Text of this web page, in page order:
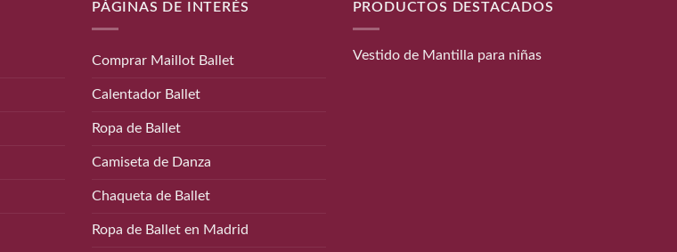
PÁGINAS DE INTERÉS
Comprar Maillot Ballet
Calentador Ballet
Ropa de Ballet
Camiseta de Danza
Chaqueta de Ballet
Ropa de Ballet en Madrid
PRODUCTOS DESTACADOS
Vestido de Mantilla para niñas